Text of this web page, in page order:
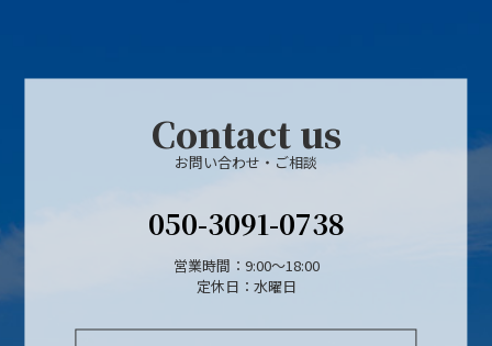
Contact us
お問い合わせ・ご相談
050-3091-0738
営業時間：9:00～18:00
定休日：水曜日